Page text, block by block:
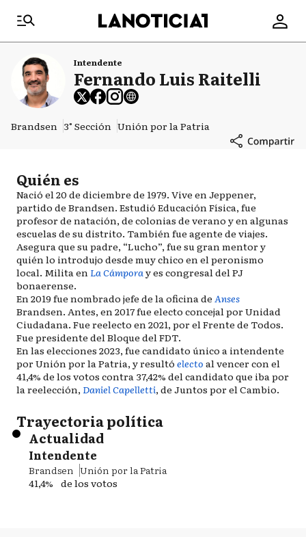
Intendente
Fernando Luis Raitelli
Brandsen 3° Sección Unión por la Patria
Quién es
Nació el 20 de diciembre de 1979. Vive en Jeppener,
partido de Brandsen. Estudió Educación Física, fue
profesor de natación, de colonias de verano y en algunas
escuelas de su distrito. También fue agente de viajes.
Asegura que su padre, “Lucho”, fue su gran mentor y
quién lo introdujo desde muy chico en el peronismo
local. Milita enLa Cámporay es congresal del PJ
bonaerense.
En 2019 fue nombrado jefe de la oficina de Anses
Brandsen. Antes, en 2017 fue electo concejal por Unidad
Ciudadana. Fue reelecto en 2021, por el Frente de Todos.
Fue presidente del Bloque del FDT.
En las elecciones 2023, fue candidato único a intendente
por Unión por la Patria, y resultó electo al vencer con el
41,4% de los votos contra 37,42% del candidato que iba por
la reelección,Daniel Capelletti, de Juntos por el Cambio.
Trayectoria política
Actualidad
Intendente
Brandsen Unión por la Patria
41,4% de los votos